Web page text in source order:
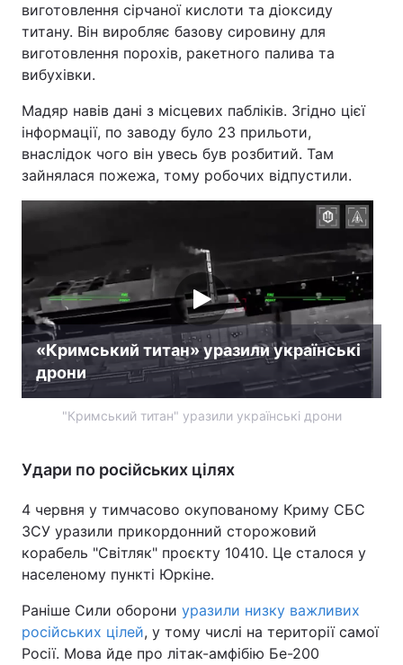
Лонгріди
Відео з Youtube
Інтерв'ю Думки
Архів Вакансії
Тема оформлення
виготовлення сірчаної кислоти та діоксиду
титану. Він виробляє базову сировину для
виготовлення порохів, ракетного палива та
вибухівки.
Мадяр навів дані з місцевих пабліків. Згідно цієї
інформації, по заводу було 23 прильоти,
внаслідок чого він увесь був розбитий. Там
зайнялася пожежа, тому робочих відпустили.
«Кримський титан» уразили українські
дрони
"Кримський титан" уразили українські дрони
Удари по російських цілях
4 червня у тимчасово окупованому Криму СБС
ЗСУ уразили прикордонний сторожовий
корабель "Світляк" проєкту 10410. Це сталося у
населеному пункті Юркіне.
Раніше Сили оборони уразили низку важливих
російських цілей, у тому числі на території самої
Росії. Мова йде про літак-амфібію Бе-200